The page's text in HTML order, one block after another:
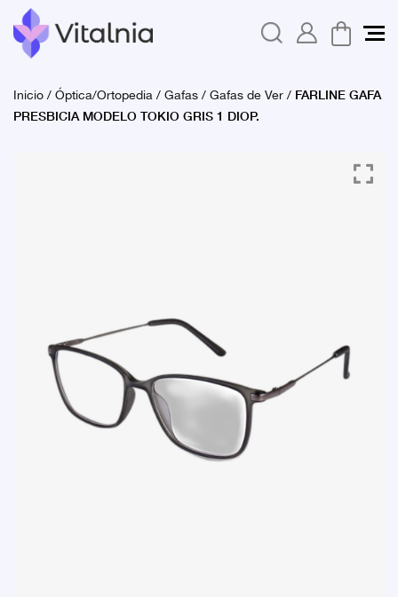
Inicio/Óptica/Ortopedia/Gafas/Gafas de Ver/ FARLINE GAFA
PRESBICIA MODELO TOKIO GRIS 1 DIOP.